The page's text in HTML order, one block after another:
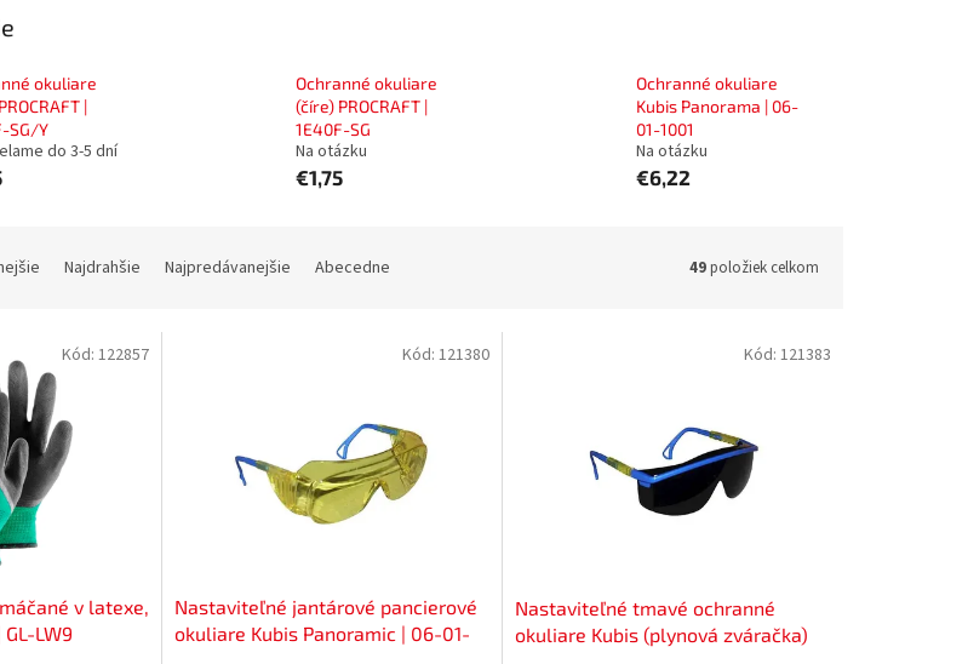
okuliare
|
SG/Y
do 3-5 dní
Ochranné okuliare
(číre) PROCRAFT |
1E40F-SG
Na otázku
€1,75
Ochranné okuliare
Kubis Panorama | 06-
01-1001
Na otázku
€6,22
Najdrahšie Najpredávanejšie Abecedne 49položiek celkom
v latexe,
LW9
Kód: 122857
Nastaviteľné jantárové pancierové
okuliare Kubis Panoramic | 06-01-
Kód: 121380
Nastaviteľné tmavé ochranné
okuliare Kubis (plynová zváračka)
Kód: 121383